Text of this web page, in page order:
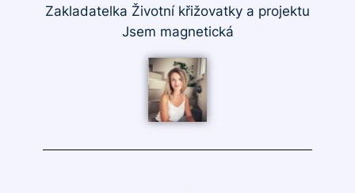
Zakladatelka Životní křižovatky a projektu
Jsem magnetická